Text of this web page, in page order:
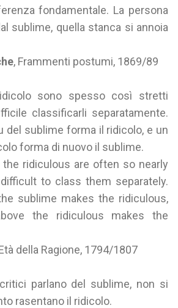
fondamentale. La persona
sublime, quella stanca si annoia
, Frammenti postumi, 1869/89
sono spesso così stretti
classificarli separatamente.
del sublime forma il ridicolo, e un
forma di nuovo il sublime.
the ridiculous are often so nearly
to class them separately.
sublime makes the ridiculous,
the ridiculous makes the
della Ragione, 1794/1807
parlano del sublime, non si
rasentano il ridicolo.